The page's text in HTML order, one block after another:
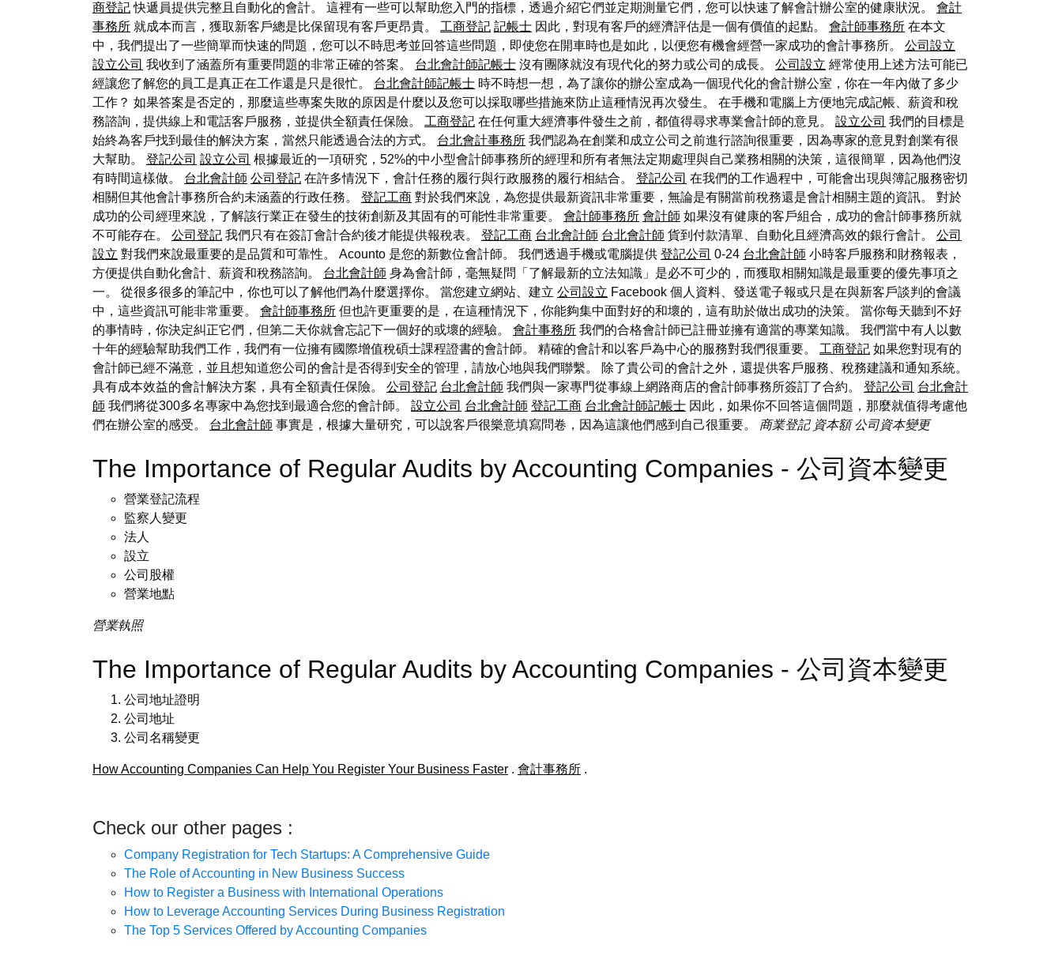
商登記快遞員提供完整且自動化的會計。 這裡有一些可以幫助您入門的指標，透過介紹它們並定期測量它們，您可以快速了解會計辦公室的健康狀況。 會計
事務所 就成本而言，獲取新客戶總是比保留現有客戶更昂貴。 工商登記 記帳士 因此，對現有客戶的經濟評估是一個有價值的起點。 會計師事務所 在本文
中，我們提出了一些簡單而快速的問題，您可以不時思考並回答這些問題，即使您在開車時也是如此，以便您有機會經營一家成功的會計事務所。 公司設立
設立公司 我收到了涵蓋所有重要問題的非常正確的答案。 台北會計師記帳士 沒有團隊就沒有現代化的努力或公司的成長。 公司設立 經常使用上述方法可能已
經讓您了解您的員工是真正在工作還是只是很忙。 台北會計師記帳士 時不時想一想，為了讓你的辦公室成為一個現代化的會計辦公室，你在一年內做了多少
工作？ 如果答案是否定的，那麼這些專案失敗的原因是什麼以及您可以採取哪些措施來防止這種情況再次發生。 在手機和電腦上方便地完成記帳、薪資和稅
務諮詢，提供線上和電話客戶服務，並提供全額責任保險。 工商登記 在任何重大經濟事件發生之前，都值得尋求專業會計師的意見。 設立公司 我們的目標是
始終為客戶找到最佳的解決方案，當然只能透過合法的方式。 台北會計事務所 我們認為在創業和成立公司之前進行諮詢很重要，因為專家的意見對創業有很
大幫助。 登記公司 設立公司 根據最近的一項研究，52%的中小型會計師事務所的經理和所有者無法定期處理與自己業務相關的決策，這很簡單，因為他們沒
有時間這樣做。 台北會計師 公司登記 在許多情況下，會計任務的履行與行政服務的履行相結合。 登記公司 在我們的工作過程中，可能會出現與簿記服務密切
相關但其他會計事務所合約未涵蓋的行政任務。 登記工商 對於我們來說，為您提供最新資訊非常重要，無論是有關當前稅務還是會計相關主題的資訊。 對於
成功的公司經理來說，了解該行業正在發生的技術創新及其固有的可能性非常重要。 會計師事務所 會計師 如果沒有健康的客戶組合，成功的會計師事務所就
不可能存在。 公司登記 我們只有在簽訂會計合約後才能提供報稅表。 登記工商 台北會計師 台北會計師 貨到付款清單、自動化且經濟高效的銀行會計。 公司
設立 對我們來說最重要的是品質和可靠性。 Acounto 是您的新數位會計師。 我們透過手機或電腦提供 登記公司 0-24 台北會計師 小時客戶服務和財務報表，
方便提供自動化會計、薪資和稅務諮詢。 台北會計師 身為會計師，毫無疑問「了解最新的立法知識」是必不可少的，而獲取相關知識是最重要的優先事項之
一。 從很多很多的筆記中，你也可以了解他們為什麼選擇你。 當您建立網站、建立 公司設立 Facebook 個人資料、發送電子報或只是在與新客戶談判的會議
中，這些資訊可能非常重要。 會計師事務所 但也許更重要的是，在這種情況下，你能夠集中面對好的和壞的，這有助於做出成功的決策。 當你每天聽到不好
的事情時，你決定糾正它們，但第二天你就會忘記下一個好的或壞的經驗。 會計事務所 我們的合格會計師已註冊並擁有適當的專業知識。 我們當中有人以數
十年的經驗幫助我們工作，我們有一位擁有國際增值稅碩士課程證書的會計師。 精確的會計和以客戶為中心的服務對我們很重要。 工商登記 如果您對現有的
會計師已經不滿意，並且想知道您公司的會計是否得到安全的管理，請放心地與我們聯繫。 除了貴公司的會計之外，還提供客戶服務、稅務建議和通知系統。
具有成本效益的會計解決方案，具有全額責任保險。 公司登記 台北會計師 我們與一家專門從事線上網路商店的會計師事務所簽訂了合約。 登記公司 台北會計
師 我們將從300多名專家中為您找到最適合您的會計師。 設立公司 台北會計師 登記工商 台北會計師記帳士 因此，如果你不回答這個問題，那麼就值得考慮他
們在辦公室的感受。 台北會計師 事實是，根據大量研究，可以說客戶很樂意填寫問卷，因為這讓他們感到自己很重要。 商業登記 資本額 公司資本變更
The Importance of Regular Audits by Accounting Companies - 公司資本變更
營業登記流程
監察人變更
法人
設立
公司股權
營業地點
營業執照
The Importance of Regular Audits by Accounting Companies - 公司資本變更
公司地址證明
公司地址
公司名稱變更
How Accounting Companies Can Help You Register Your Business Faster . 會計事務所 .
Check our other pages :
Company Registration for Tech Startups: A Comprehensive Guide
The Role of Accounting in New Business Success
How to Register a Business with International Operations
How to Leverage Accounting Services During Business Registration
The Top 5 Services Offered by Accounting Companies